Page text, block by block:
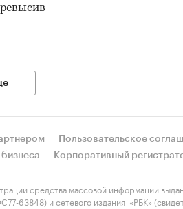
Пользовательское
Корпоративный
средства массовой информации
63848) и сетевого издания «РБК»